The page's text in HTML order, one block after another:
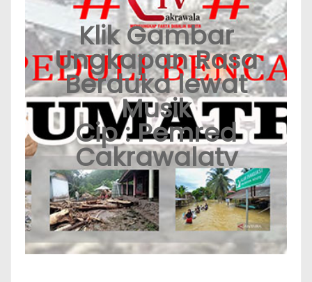
Klik Gambar
Ungkapan Rasa
Berduka lewat
Musik
Cip : Pemred
Cakrawalatv